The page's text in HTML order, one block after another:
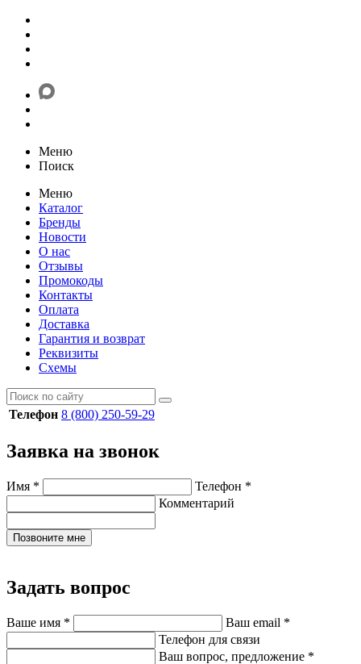
Меню
Поиск
Меню
Каталог
Бренды
Новости
О нас
Отзывы
Промокоды
Контакты
Оплата
Доставка
Гарантия и возврат
Реквизиты
Схемы
Телефон 8 (800) 250-59-29
Заявка на звонок
Имя * Телефон *
Комментарий
Позвоните мне
Задать вопрос
Ваше имя * Ваш email *
Телефон для связи
Ваш вопрос, предложение *